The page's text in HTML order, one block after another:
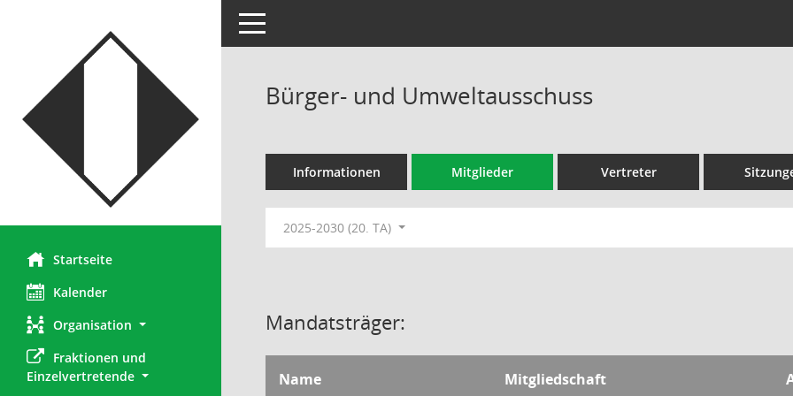
Startseite
Kalender
Organisation
Fraktionen und
Einzelvertretende
Toggle navigation
Bürger- und Umweltausschuss
Informationen Mitglieder Vertreter
2025-2030 (20. TA)
Mandatsträger:
Name Mitgliedschaft